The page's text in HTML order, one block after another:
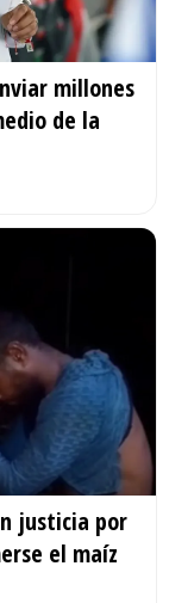
millones
de la
justicia por
el maíz